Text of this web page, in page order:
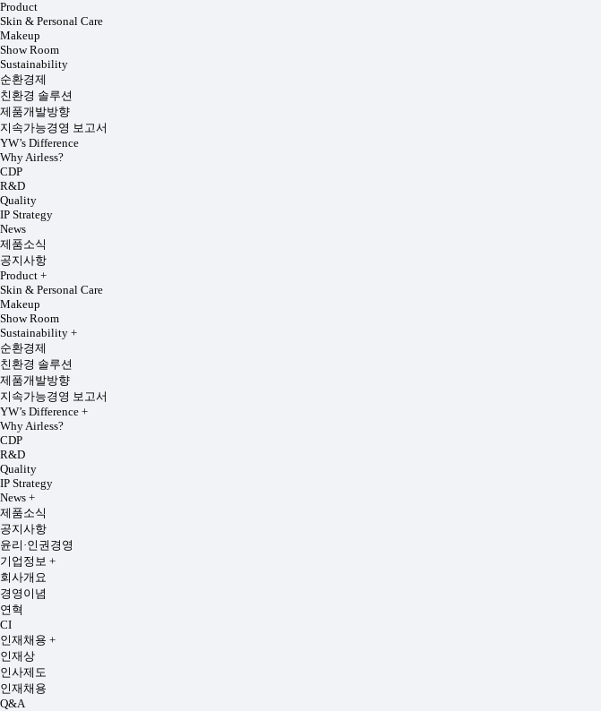
Product
Skin & Personal Care
Makeup
Show Room
Sustainability
순환경제
친환경 솔루션
제품개발방향
지속가능경영 보고서
YW’s Difference
Why Airless?
CDP
R&D
Quality
IP Strategy
News
제품소식
공지사항
Product +
Skin & Personal Care
Makeup
Show Room
Sustainability +
순환경제
친환경 솔루션
제품개발방향
지속가능경영 보고서
YW’s Difference +
Why Airless?
CDP
R&D
Quality
IP Strategy
News +
제품소식
공지사항
윤리·인권경영
기업정보 +
회사개요
경영이념
연혁
CI
인재채용 +
인재상
인사제도
인재채용
Q&A